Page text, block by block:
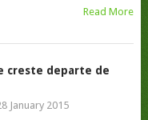
Read More
creste departe de
January 2015